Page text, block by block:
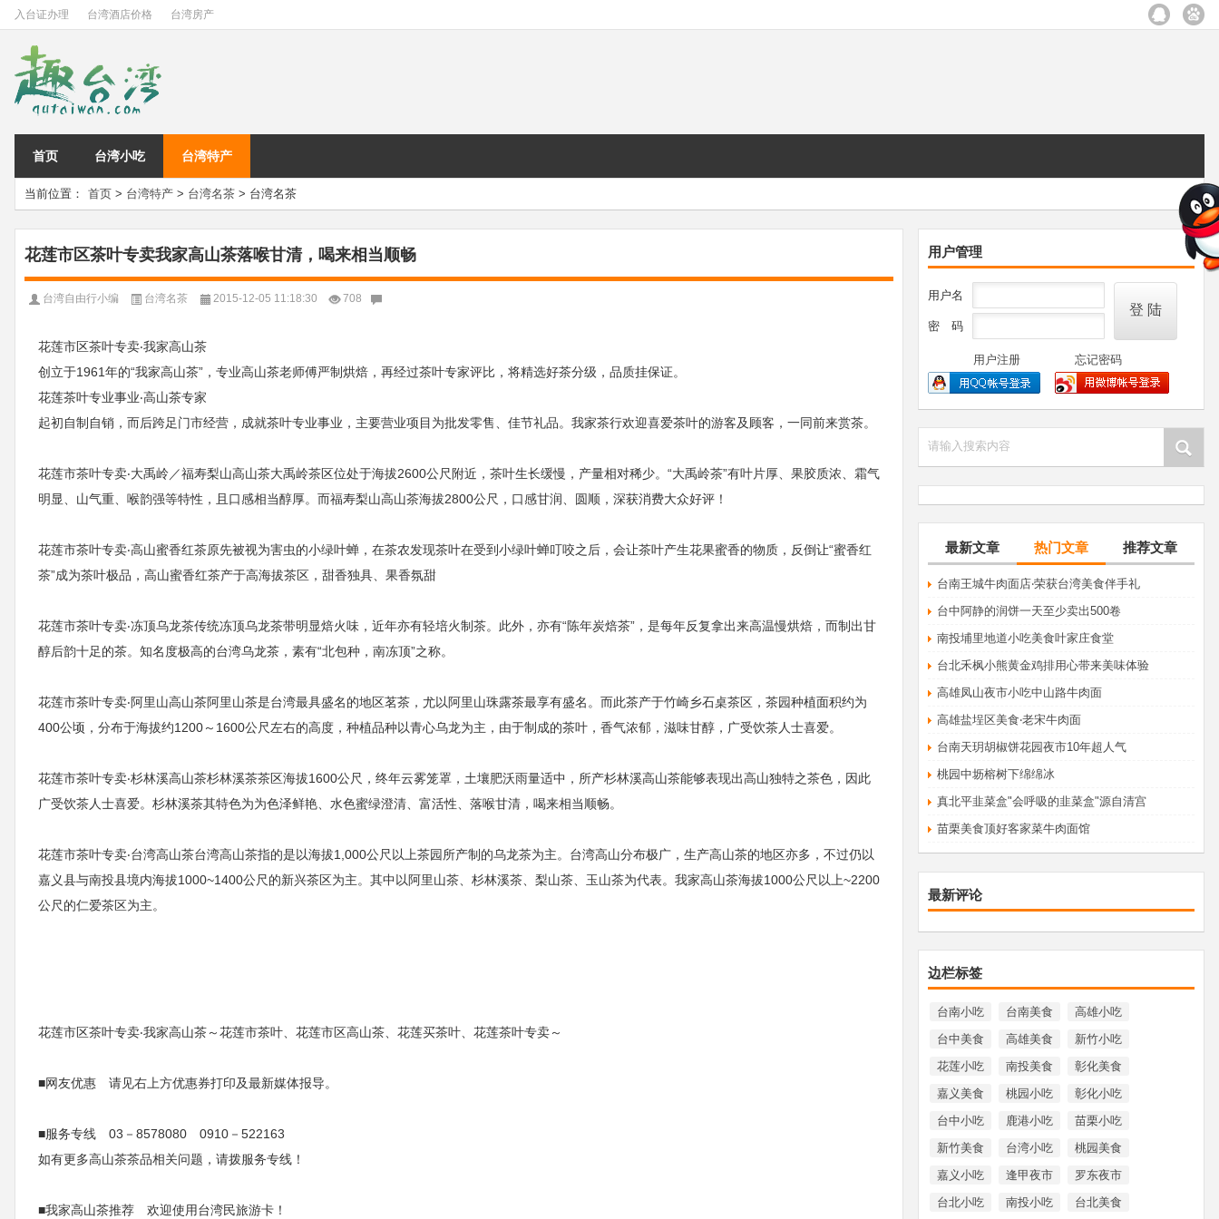
入台证办理 台湾酒店价格 台湾房产
首页 台湾小吃 台湾特产
当前位置： 首页 > 台湾特产 > 台湾名茶 > 台湾名茶
用户管理
用户名
密 码
用户注册 忘记密码
请输入搜索内容
最新文章 热门文章 推荐文章
​台南王城牛肉面店‧荣获台湾美食伴手礼
台中阿静的润饼一天至少卖出500卷
南投埔里地道小吃美食叶家庄食堂
台北禾枫小熊黄金鸡排用心带来美味体验
高雄凤山夜市小吃中山路牛肉面
高雄盐埕区美食‧老宋牛肉面
台南天玥胡椒饼花园夜市10年超人气
桃园中坜榕树下绵绵冰
真北平韭菜盒"会呼吸的韭菜盒"源自清宫
苗栗美食顶好客家菜牛肉面馆
最新评论
边栏标签
台南小吃 台南美食
高雄小吃
台中美食
高雄美食
新竹小吃
花莲小吃
南投美食
彰化美食
嘉义美食
桃园小吃
彰化小吃
台中小吃
鹿港小吃
苗栗小吃
新竹美食
台湾小吃
桃园美食
嘉义小吃
逢甲夜市
罗东夜市
台北小吃
南投小吃 台北美食
花莲市区茶叶专卖我家高山茶落喉甘清，喝来相当顺畅
台湾自由行小编 台湾名茶 2015-12-05 11:18:30 708
花莲市区茶叶专卖‧我家高山茶
创立于1961年的“我家高山茶”，专业高山茶老师傅严制烘焙，再经过茶叶专家评比，将精选好茶分级，品质挂保证。
花莲茶叶专业事业‧高山茶专家
起初自制自销，而后跨足门市经营，成就茶叶专业事业，主要营业项目为批发零售、佳节礼品。我家茶行欢迎喜爱茶叶的游客及顾客，一同前来赏茶。
花莲市茶叶专卖‧大禹岭／福寿梨山高山茶大禹岭茶区位处于海拔2600公尺附近，茶叶生长缓慢，产量相对稀少。“大禹岭茶”有叶片厚、果胶质浓、霜气
明显、山气重、喉韵强等特性，且口感相当醇厚。而福寿梨山高山茶海拔2800公尺，口感甘润、圆顺，深获消费大众好评！
花莲市茶叶专卖‧高山蜜香红茶原先被视为害虫的小绿叶蝉，在茶农发现茶叶在受到小绿叶蝉叮咬之后，会让茶叶产生花果蜜香的物质，反倒让“蜜香红
茶”成为茶叶极品，高山蜜香红茶产于高海拔茶区，甜香独具、果香氛甜
花莲市茶叶专卖‧冻顶乌龙茶传统冻顶乌龙茶带明显焙火味，近年亦有轻培火制茶。此外，亦有“陈年炭焙茶”，是每年反复拿出来高温慢烘焙，而制出甘
醇后韵十足的茶。知名度极高的台湾乌龙茶，素有“北包种，南冻顶”之称。
花莲市茶叶专卖‧阿里山高山茶阿里山茶是台湾最具盛名的地区茗茶，尤以阿里山珠露茶最享有盛名。而此茶产于竹崎乡石桌茶区，茶园种植面积约为
400公顷，分布于海拔约1200～1600公尺左右的高度，种植品种以青心乌龙为主，由于制成的茶叶，香气浓郁，滋味甘醇，广受饮茶人士喜爱。
花莲市茶叶专卖‧杉林溪高山茶杉林溪茶茶区海拔1600公尺，终年云雾笼罩，土壤肥沃雨量适中，所产杉林溪高山茶能够表现出高山独特之茶色，因此
广受饮茶人士喜爱。杉林溪茶其特色为为色泽鲜艳、水色蜜绿澄清、富活性、落喉甘清，喝来相当顺畅。
花莲市茶叶专卖‧台湾高山茶台湾高山茶指的是以海拔1,000公尺以上茶园所产制的乌龙茶为主。台湾高山分布极广，生产高山茶的地区亦多，不过仍以
嘉义县与南投县境内海拔1000~1400公尺的新兴茶区为主。其中以阿里山茶、杉林溪茶、梨山茶、玉山茶为代表。我家高山茶海拔1000公尺以上~2200
公尺的仁爱茶区为主。
花莲市区茶叶专卖‧我家高山茶～花莲市茶叶、花莲市区高山茶、花莲买茶叶、花莲茶叶专卖～
■网友优惠 请见右上方优惠券打印及最新媒体报导。
■服务专线 03－8578080 0910－522163
如有更多高山茶茶品相关问题，请拨服务专线！
■我家高山茶推荐 欢迎使用台湾民旅游卡！